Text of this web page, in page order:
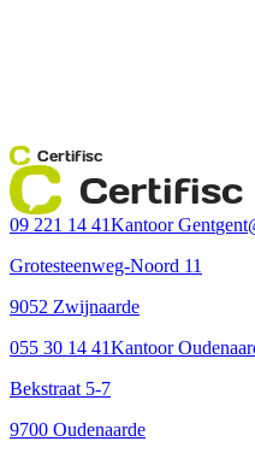
Certifisc
Certifisc
09 221 14 41Kantoor Gent
Grotesteenweg-Noord 11
9052 Zwijnaarde
055 30 14 41Kantoor
Bekstraat 5-7
9700 Oudenaarde